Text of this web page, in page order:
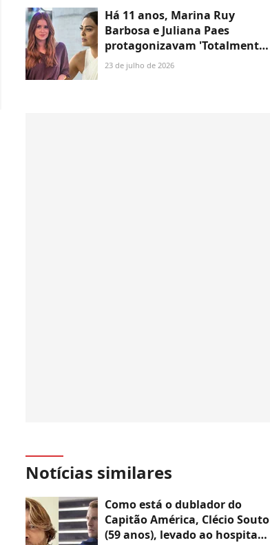
muitos anos...'
Há 11 anos, Marina Ruy
Barbosa e Juliana Paes
protagonizavam 'Totalmente
Demais' com office looks:
23 de julho de 2026
Notícias similares
Como está o dublador do
Capitão América, Clécio Souto
(59 anos), levado ao hospital